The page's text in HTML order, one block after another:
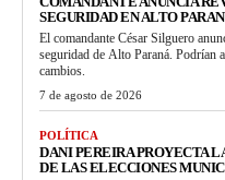
SEGURIDAD EN ALTO
El comandante César Silguero
seguridad de Alto Paraná. Podrían
cambios.
7 de agosto de 2026
POLÍTICA
DANI PEREIRA PROYECTA
DE LAS ELECCIONES